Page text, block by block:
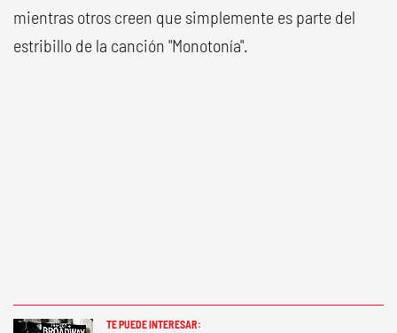
mientras otros creen que simplemente es parte del
estribillo de la canción "Monotonía".
TE PUEDE INTERESAR: